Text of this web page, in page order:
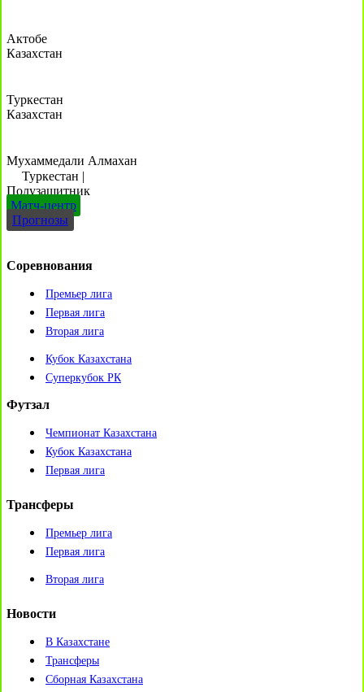
Актобе
Казахстан
Туркестан
Казахстан
Мухаммедали Алмахан
Туркестан |
Полузащитник
Матч-центр
Прогнозы
Соревнования
Премьер лига
Первая лига
Вторая лига
Кубок Казахстана
Суперкубок РК
Футзал
Чемпионат Казахстана
Кубок Казахстана
Первая лига
Трансферы
Премьер лига
Первая лига
Вторая лига
Новости
В Казахстане
Трансферы
Сборная Казахстана